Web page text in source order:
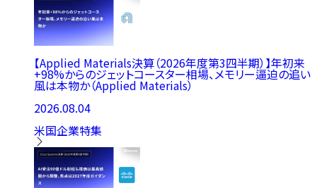
【Applied Materials決算（2026年度第3四半期）】年初来
+98%からのジェットコースター相場、メモリー逼迫の追い
風は本物か（Applied Materials）
2026.08.04
米国企業特集